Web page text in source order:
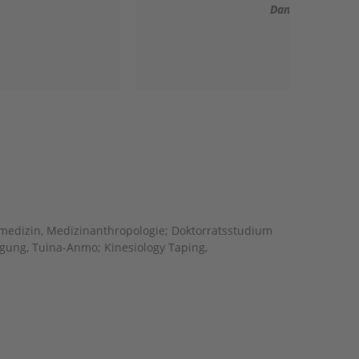
Medizinanthropologie; Doktorratsstudium
Tuina-Anmo; Kinesiology Taping,